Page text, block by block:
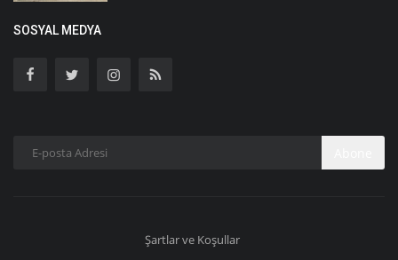
SOSYAL MEDYA
Şartlar ve Koşullar